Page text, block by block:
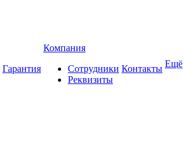
Гарантия
Компания
Сотрудники
Реквизиты
Контакты Ещё